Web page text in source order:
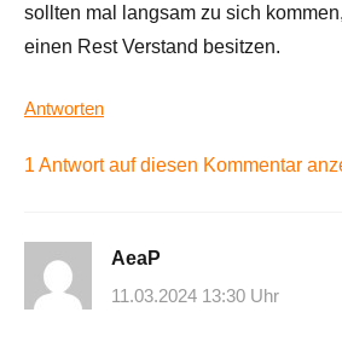
sollten mal langsam zu sich
einen Rest Verstand besitzen.
Antworten
1 Antwort auf diesen Kommentar
AeaP
11.03.2024 13:30 Uhr